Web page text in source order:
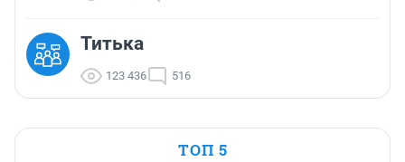
Титька
123 436 516
ТОП 5